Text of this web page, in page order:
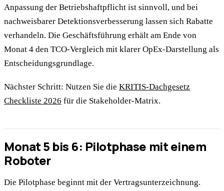
Anpassung der Betriebshaftpflicht ist sinnvoll, und bei
nachweisbarer Detektionsverbesserung lassen sich Rabatte
verhandeln. Die Geschäftsführung erhält am Ende von
Monat 4 den TCO-Vergleich mit klarer OpEx-Darstellung als
Entscheidungsgrundlage.
Nächster Schritt: Nutzen Sie die KRITIS-Dachgesetz
Checkliste 2026 für die Stakeholder-Matrix.
Monat 5 bis 6: Pilotphase mit einem
Roboter
Die Pilotphase beginnt mit der Vertragsunterzeichnung.